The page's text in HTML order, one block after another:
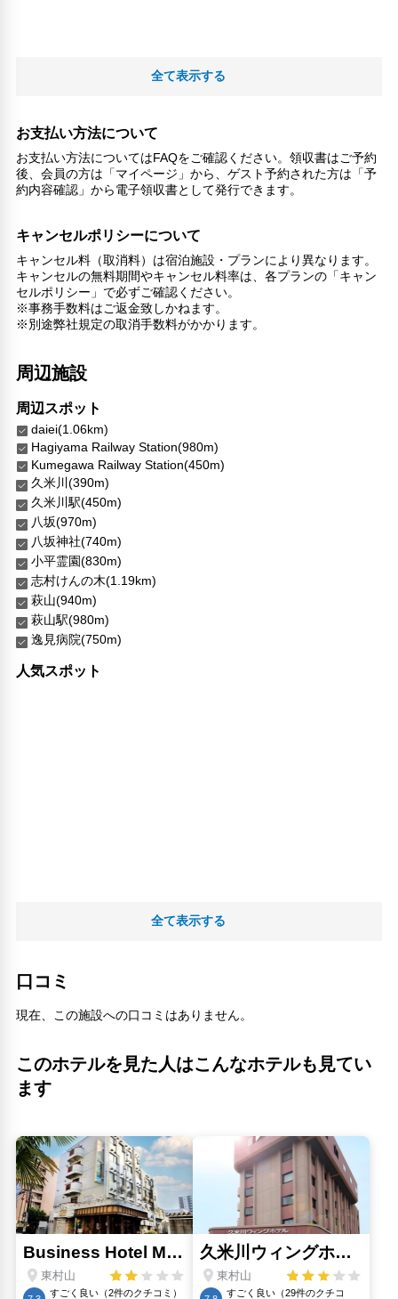
全て表示する
お支払い方法について
お支払い方法についてはFAQをご確認ください。領収書はご予約
後、会員の方は「マイページ」から、ゲスト予約された方は「予
約内容確認」から電子領収書として発行できます。
キャンセルポリシーについて
キャンセル料（取消料）は宿泊施設・プランにより異なります。
キャンセルの無料期間やキャンセル料率は、各プランの「キャン
セルポリシー」で必ずご確認ください。
※事務手数料はご返金致しかねます。
※別途弊社規定の取消手数料がかかります。
周辺施設
周辺スポット
daiei(1.06km)
Hagiyama Railway Station(980m)
Kumegawa Railway Station(450m)
久米川(390m)
久米川駅(450m)
八坂(970m)
八坂神社(740m)
小平霊園(830m)
志村けんの木(1.19km)
萩山(940m)
萩山駅(980m)
逸見病院(750m)
人気スポット
全て表示する
口コミ
現在、この施設への口コミはありません。
このホテルを見た人はこんなホテルも見てい
ます